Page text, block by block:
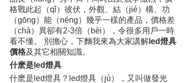
格戰此起（qǐ）彼伏，外觀、結（jié）構、功
（gōng）能（néng）幾乎一樣的產品，價格差
（chà）異卻有2-3倍（bèi），令很多用戶一時
看不懂。 別擔心，下麵我來為大家講解 led燈具
價格及其它相關知識。
什麽是led燈具
什麽是led燈具？led燈具（jù），又叫做發光